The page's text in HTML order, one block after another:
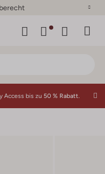
Access bis zu 50 % Rabatt.